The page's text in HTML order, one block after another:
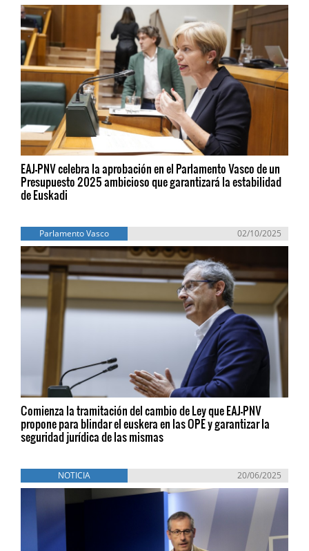
EAJ-PNV celebra la aprobación en el Parlamento Vasco de un
Presupuesto 2025 ambicioso que garantizará la estabilidad
de Euskadi
Parlamento Vasco 02/10/2025
Comienza la tramitación del cambio de Ley que EAJ-PNV
propone para blindar el euskera en las OPE y garantizar la
seguridad jurídica de las mismas
NOTICIA 20/06/2025